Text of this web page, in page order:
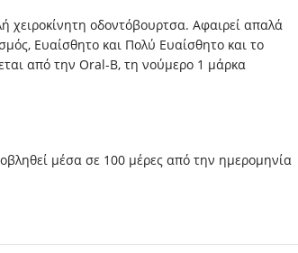
χειροκίνητη οδοντόβουρτσα. Aφαιρεί απαλά
Ευαίσθητο και Πολύ Ευαίσθητο και το
από την Oral-B, τη νούμερο 1 μάρκα
μέσα σε 100 μέρες από την ημερομηνία